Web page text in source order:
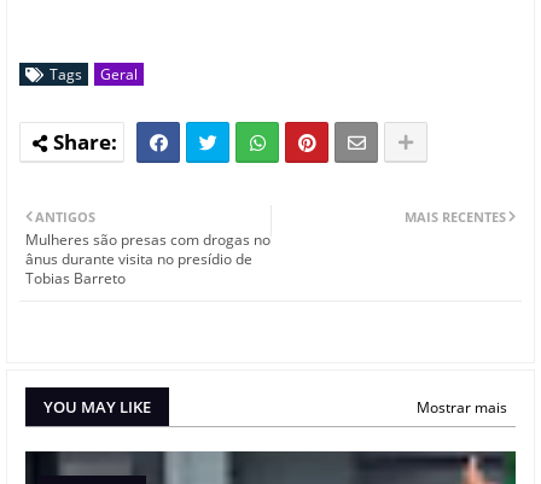
Tags Geral
MAIS RECENTES
ANTIGOS
Mulheres são presas com drogas no
ânus durante visita no presídio de
Tobias Barreto
YOU MAY LIKE Mostrar mais